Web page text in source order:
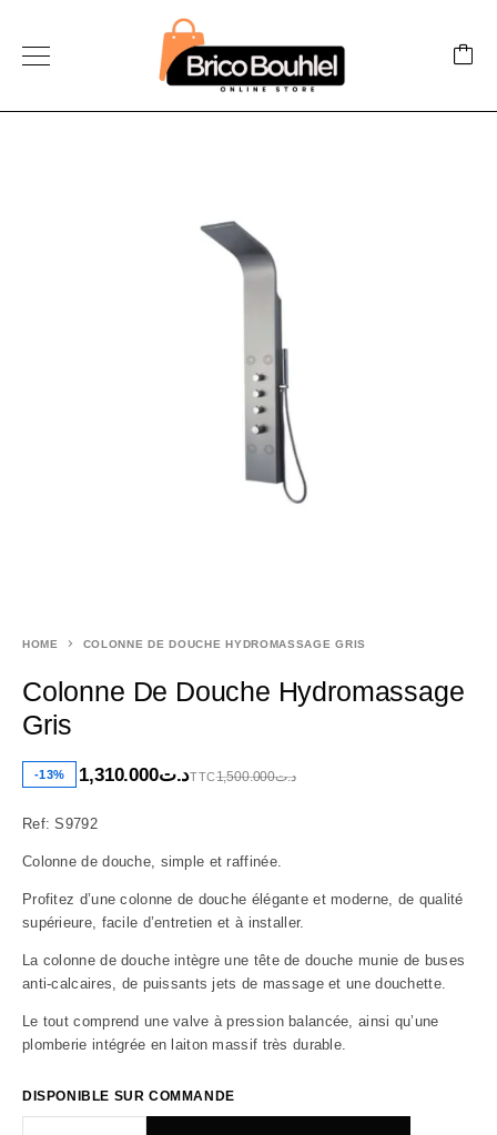
HOME COLONNE DE DOUCHE HYDROMASSAGE GRIS
Colonne De Douche Hydromassage
Gris
-13% د.ت1,500.000 د.ت1,310.000 TTC
Ref: S9792
Colonne de douche, simple et raffinée.
Profitez d’une colonne de douche élégante et moderne, de qualité
supérieure, facile d’entretien et à installer.
La colonne de douche intègre une tête de douche munie de buses
anti-calcaires, de puissants jets de massage et une douchette.
Le tout comprend une valve à pression balancée, ainsi qu’une
plomberie intégrée en laiton massif très durable.
DISPONIBLE SUR COMMANDE